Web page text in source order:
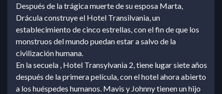
Después de la trágica muerte de su esposa Marta,
Drácula construye el Hotel Transilvania, un
establecimiento de cinco estrellas, con el fin de que los
monstruos del mundo puedan estar a salvo de la
civilización humana.
En la secuela , Hotel Transylvania 2, tiene lugar siete años
después de la primera película, con el hotel ahora abierto
a los huéspedes humanos. Mavis y Johnny tienen un hijo